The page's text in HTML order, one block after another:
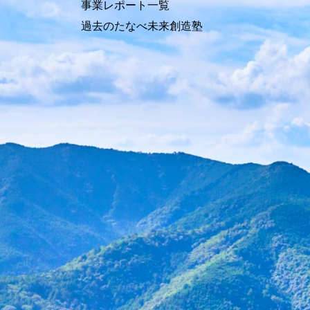
事業レポート一覧
過去のたなべ未来創造塾